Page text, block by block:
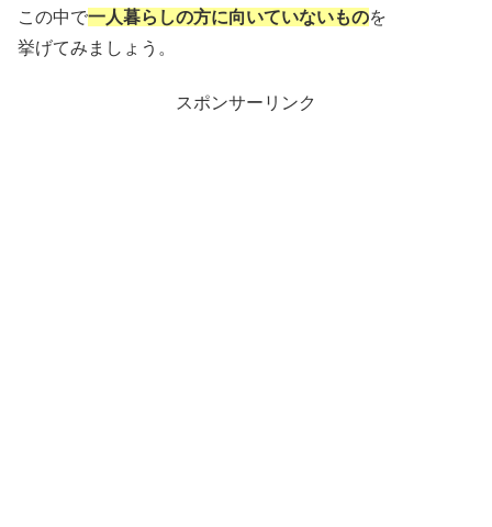
この中で一人暮らしの方に向いていないものを
挙げてみましょう。
スポンサーリンク